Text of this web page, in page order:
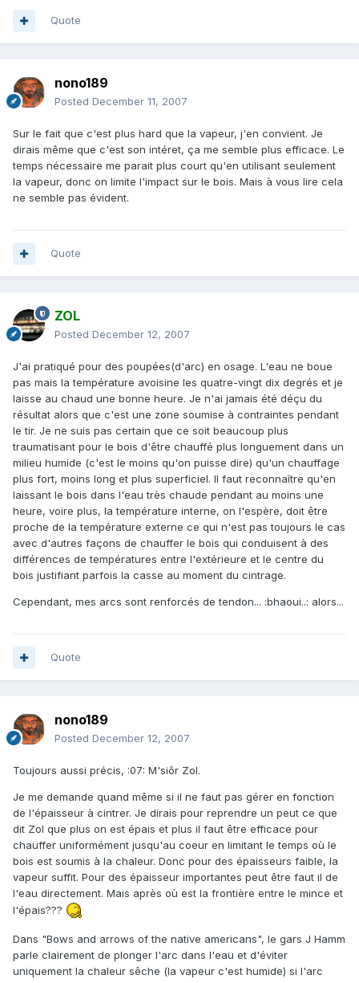
Quote
nono189
Posted December 11, 2007
Sur le fait que c'est plus hard que la vapeur, j'en convient. Je
dirais même que c'est son intéret, ça me semble plus efficace. Le
temps nécessaire me parait plus court qu'en utilisant seulement
la vapeur, donc on limite l'impact sur le bois. Mais à vous lire cela
ne semble pas évident.
Quote
ZOL
Posted December 12, 2007
J'ai pratiqué pour des poupées(d'arc) en osage. L'eau ne boue
pas mais la température avoisine les quatre-vingt dix degrés et je
laisse au chaud une bonne heure. Je n'ai jamais été déçu du
résultat alors que c'est une zone soumise à contraintes pendant
le tir. Je ne suis pas certain que ce soit beaucoup plus
traumatisant pour le bois d'être chauffé plus longuement dans un
milieu humide (c'est le moins qu'on puisse dire) qu'un chauffage
plus fort, moins long et plus superficiel. Il faut reconnaître qu'en
laissant le bois dans l'eau très chaude pendant au moins une
heure, voire plus, la température interne, on l'espère, doit être
proche de la température externe ce qui n'est pas toujours le cas
avec d'autres façons de chauffer le bois qui conduisent à des
différences de températures entre l'extérieure et le centre du
bois justifiant parfois la casse au moment du cintrage.
Cependant, mes arcs sont renforcés de tendon... :bhaoui..: alors...
Quote
nono189
Posted December 12, 2007
Toujours aussi précis, :07: M'siôr Zol.
Je me demande quand même si il ne faut pas gérer en fonction
de l'épaisseur à cintrer. Je dirais pour reprendre un peut ce que
dit Zol que plus on est épais et plus il faut être efficace pour
chauffer uniformément jusqu'au coeur en limitant le temps où le
bois est soumis à la chaleur. Donc pour des épaisseurs faible, la
vapeur suffit. Pour des épaisseur importantes peut être faut il de
l'eau directement. Mais après où est la frontière entre le mince et
l'épais???
Dans "Bows and arrows of the native americans", le gars J Hamm
parle clairement de plonger l'arc dans l'eau et d'éviter
uniquement la chaleur sêche (la vapeur c'est humide) si l'arc